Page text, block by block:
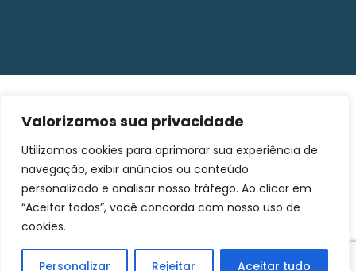
Valorizamos sua privacidade
Utilizamos cookies para aprimorar sua experiência de
navegação, exibir anúncios ou conteúdo
personalizado e analisar nosso tráfego. Ao clicar em
“Aceitar todos”, você concorda com nosso uso de
cookies.
Personalizar Rejeitar Aceitar tudo
reservados ©2025
Orgulhosamente
desenvolvido por
Digital
e Normas